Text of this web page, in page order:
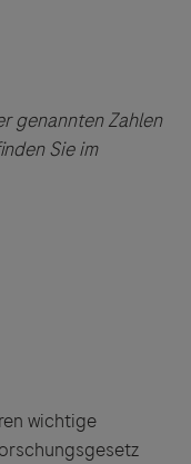
genannten Zahlen
Sie im
wichtige